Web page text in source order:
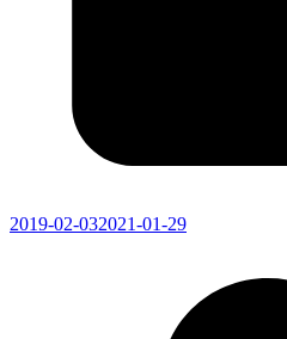
2019-02-032021-01-29